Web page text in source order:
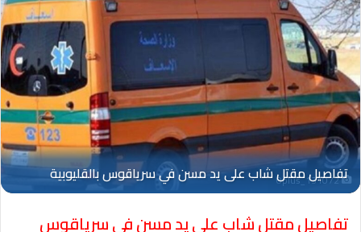
Oplus_131072
تفاصيل مقتل شاب على يد مسن في سرياقوس